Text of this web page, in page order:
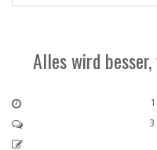
Alles wird
3